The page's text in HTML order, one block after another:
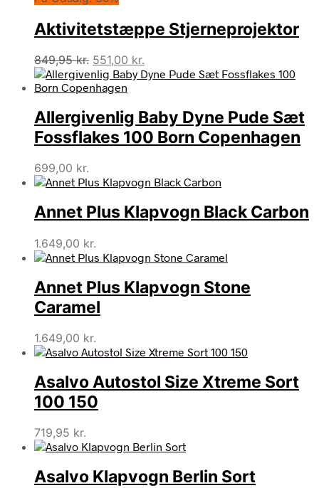
Aktivitetstæppe Stjerneprojektor
849,95kr. Den
oprindelige
pris
849,95 kr..
551,00 kr.
aktuelle
551,00 kr..
Allergivenlig Baby Dyne Pude Sæt
Fossflakes 100 Born Copenhagen
699,00 kr.
Annet Plus Klapvogn Black Carbon
1.649,00 kr.
Annet Plus Klapvogn Stone
Caramel
1.649,00 kr.
Asalvo Autostol Size Xtreme Sort
100 150
719,95 kr.
Asalvo Klapvogn Berlin Sort